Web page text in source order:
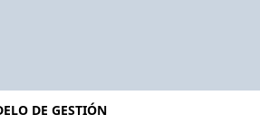
DE GESTIÓN